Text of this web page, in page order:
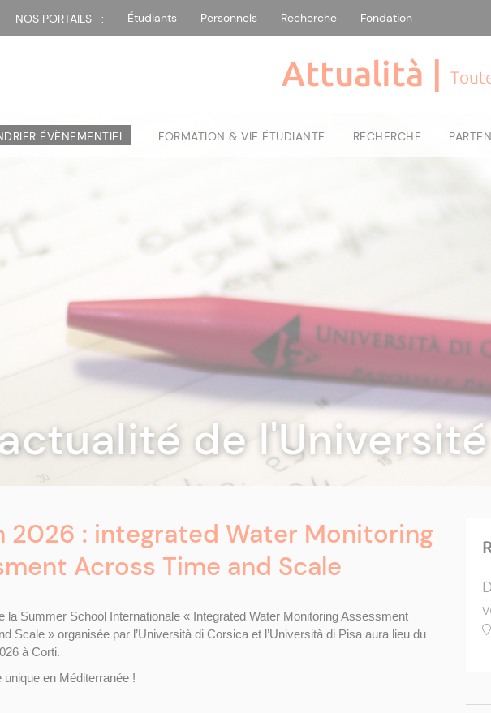
NOS PORTAILS : Étudiants Personnels Recherche Fondation
Attualità |
ÉVÈNEMENTIEL FORMATION & VIE ÉTUDIANTE RECHERCHE
de
2026 : integrated Water Monitoring
Across Time and Scale
la Summer School Internationale « Integrated Water Monitoring Assessment
Scale » organisée par l’Università di Corsica et l’Università di Pisa aura lieu du
à Corti.
en Méditerranée !